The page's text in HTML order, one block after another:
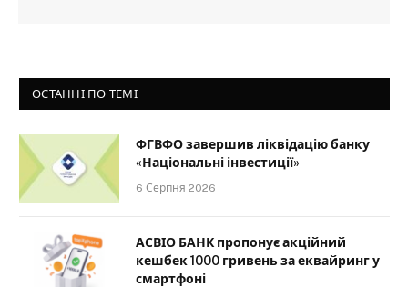
ОСТАННІ ПО ТЕМІ
ФГВФО завершив ліквідацію банку
«Національні інвестиції»
6 Серпня 2026
АСВІО БАНК пропонує акційний
кешбек 1000 гривень за еквайринг у
смартфоні